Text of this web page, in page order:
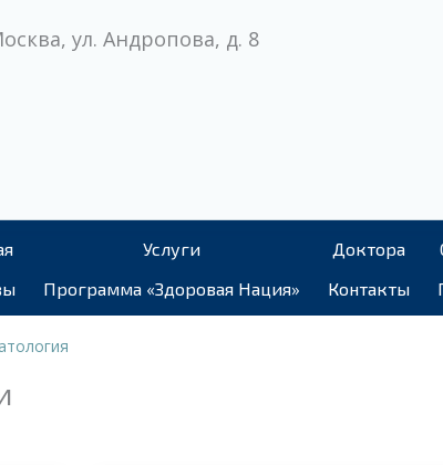
ул. Андропова, д. 8
Услуги Доктора
Программа «Здоровая Нация» Контакты